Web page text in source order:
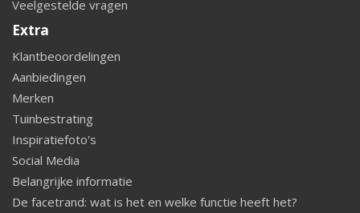
Veelgestelde vragen
Extra
Klantbeoordelingen
Aanbiedingen
Merken
Tuinbestrating
Inspiratiefoto's
Social Media
Belangrijke informatie
De facetrand: wat is het en welke functie heeft het?